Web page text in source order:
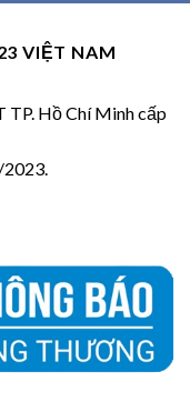
VIỆT NAM
Hồ Chí Minh cấp